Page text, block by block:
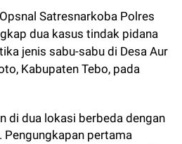
Satresnarkoba Polres
dua kasus tindak pidana
jenis sabu-sabu di Desa Aur
Kabupaten Tebo, pada
di dua lokasi berbeda dengan
pertama